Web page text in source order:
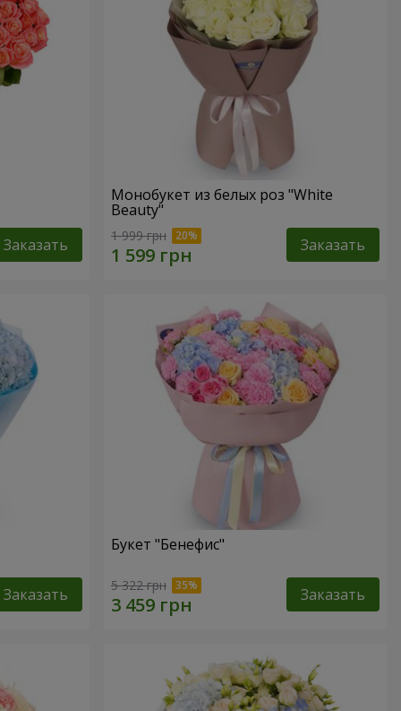
Заказать
Монобукет из белых роз "White
Beauty"
1 999 грн Заказать
Заказать
Букет "Бенефис"
5 322 грн Заказать